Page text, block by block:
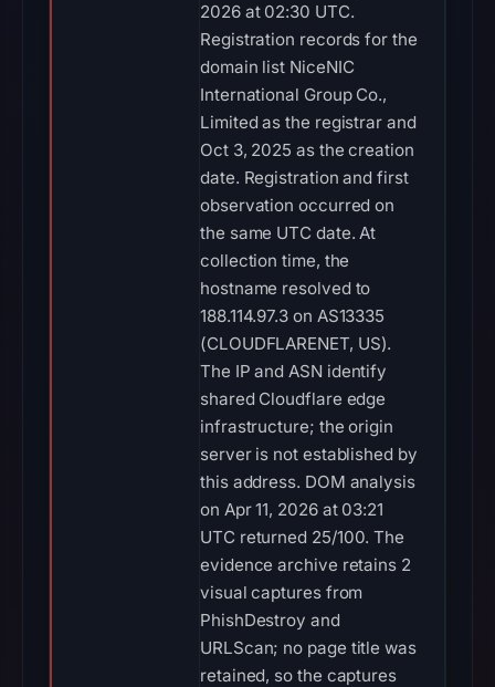
2026 at 02:30 UTC.
Registration records for the
domain list NiceNIC
International Group Co.,
Limited as the registrar and
Oct 3, 2025 as the creation
date. Registration and first
observation occurred on
the same UTC date. At
collection time, the
hostname resolved to
188.114.97.3 on AS13335
(CLOUDFLARENET, US).
The IP and ASN identify
shared Cloudflare edge
infrastructure; the origin
server is not established by
this address. DOM analysis
on Apr 11, 2026 at 03:21
UTC returned 25/100. The
evidence archive retains 2
visual captures from
PhishDestroy and
URLScan; no page title was
retained, so the captures